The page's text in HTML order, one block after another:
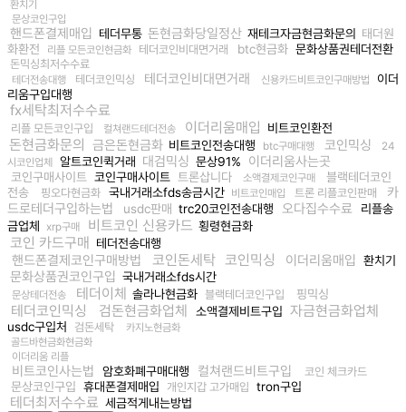
환치기
문상코인구입
핸드폰결제매입 테더무통 돈현금화당일정산 재테크자금현금화문의
태더원
화환전
리플 모든코인현금화 테더코인비대면거래 btc현금화 문화상품권테더전환
돈믹싱최저수수료
테더전송대행 테더코인믹싱 테더코인비대면거래 신용카드비트코인구매방법
이더
리움구입대행
fx세탁최저수수료
리플 모든코인구입 컬쳐랜드테더전송 이더리움매입 비트코인환전
돈현금화문의 금은돈현금화 비트코인전송대행 btc구매대행 코인믹싱
24
시코인업체
알트코인퀵거래 대검믹싱 문상91% 이더리움사는곳
코인구매사이트 코인구매사이트 트론삽니다 소액결제코인구매
블랙테더코인
전송
핑오다현금화 국내거래소fds송금시간 비트코인매입 트론 리플코인판매
카
드로테더구입하는법
usdc판매 trc20코인전송대행 오다집수수료
리플송
금업체
xrp구매 비트코인 신용카드 횡령현금화
코인 카드구매 테더전송대행
핸드폰결제코인구매방법 코인돈세탁 코인믹싱 이더리움매입 환치기
문화상품권코인구입 국내거래소fds시간
문상테더전송 테더이체 솔라나현금화 블랙테더코인구입 핑믹싱
테더코인믹싱 검돈현금화업체 소액결제비트구입 자금현금화업체
usdc구입처 검돈세탁
카지노현금화
골드바현금화현금화
이더리움 리플
비트코인사는법 암호화폐구매대행 컬쳐랜드비트구입 코인 체크카드
문상코인구입 휴대폰결제매입 개인지갑 고가매입 tron구입
테더최저수수료 세금적게내는방법